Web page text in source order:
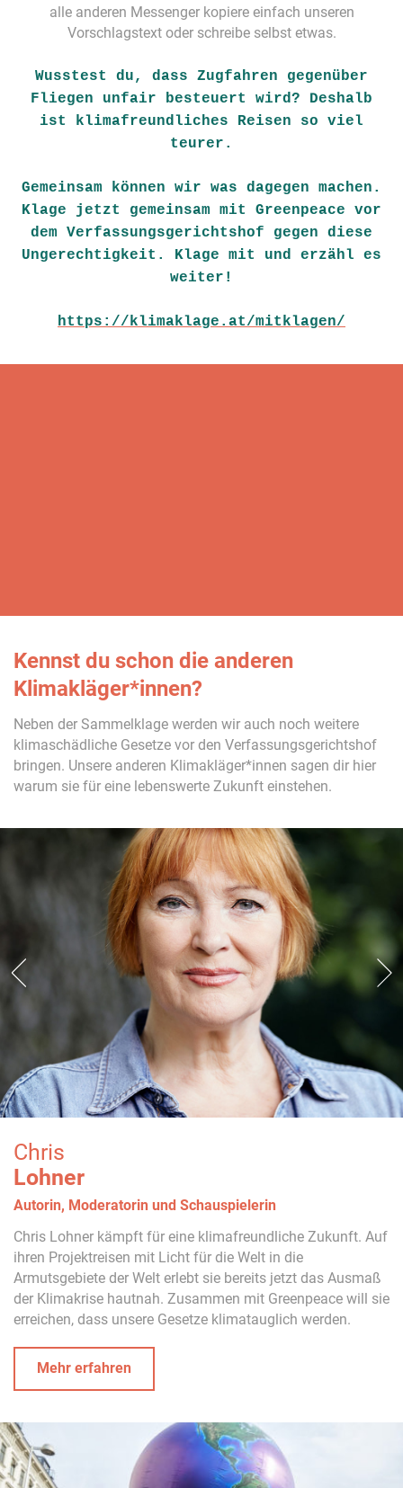
alle anderen Messenger kopiere einfach unseren
Vorschlagstext oder schreibe selbst etwas.
Wusstest du, dass Zugfahren gegenüber
Fliegen unfair besteuert wird? Deshalb
ist klimafreundliches Reisen so viel
teurer.
Gemeinsam können wir was dagegen machen.
Klage jetzt gemeinsam mit Greenpeace vor
dem Verfassungsgerichtshof gegen diese
Ungerechtigkeit. Klage mit und erzähl es
weiter!
https://klimaklage.at/mitklagen/
Kennst du schon die anderen
Klimakläger*innen?
Neben der Sammelklage werden wir auch noch weitere
klimaschädliche Gesetze vor den Verfassungsgerichtshof
bringen. Unsere anderen Klimakläger*innen sagen dir hier
warum sie für eine lebenswerte Zukunft einstehen.
Chris
Lohner
Autorin, Moderatorin und Schauspielerin
Chris Lohner kämpft für eine klimafreundliche Zukunft. Auf
ihren Projektreisen mit Licht für die Welt in die
Armutsgebiete der Welt erlebt sie bereits jetzt das Ausmaß
der Klimakrise hautnah. Zusammen mit Greenpeace will sie
erreichen, dass unsere Gesetze klimatauglich werden.
Mehr erfahren